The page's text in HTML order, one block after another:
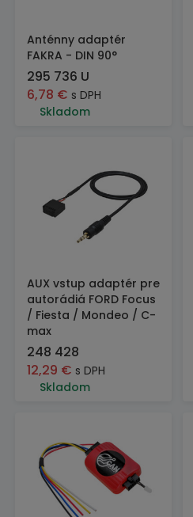
Anténny adaptér
FAKRA - DIN 90°
295 736 U
6,78 € s DPH
Skladom
AUX vstup adaptér pre
autorádiá FORD Focus
/ Fiesta / Mondeo / C-
max
248 428
12,29 € s DPH
Skladom